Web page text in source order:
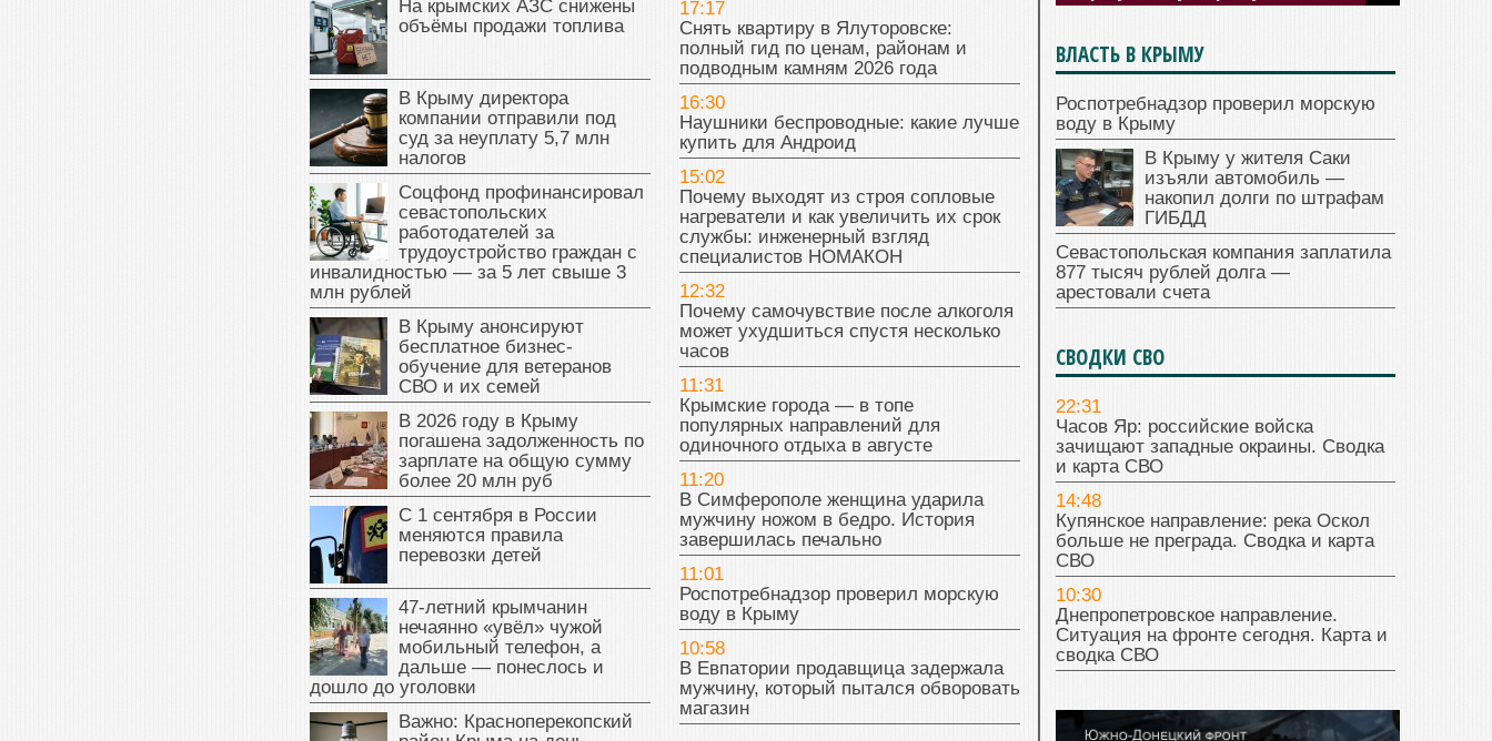
На крымских АЗС снижены
объёмы продажи топлива
В Крыму директора
компании отправили под
суд за неуплату 5,7 млн
налогов
Соцфонд профинансировал
севастопольских
работодателей за
трудоустройство граждан с
инвалидностью — за 5 лет свыше 3
млн рублей
В Крыму анонсируют
бесплатное бизнес-
обучение для ветеранов
СВО и их семей
В 2026 году в Крыму
погашена задолженность по
зарплате на общую сумму
более 20 млн руб
С 1 сентября в России
меняются правила
перевозки детей
47‑летний крымчанин
нечаянно «увёл» чужой
мобильный телефон, а
дальше — понеслось и
дошло до уголовки
Важно: Красноперекопский
17:17
Снять квартиру в Ялуторовске:
полный гид по ценам, районам и
подводным камням 2026 года
16:30
Наушники беспроводные: какие лучше
купить для Андроид
15:02
Почему выходят из строя сопловые
нагреватели и как увеличить их срок
службы: инженерный взгляд
специалистов НОМАКОН
12:32
Почему самочувствие после алкоголя
может ухудшиться спустя несколько
часов
11:31
Крымские города — в топе
популярных направлений для
одиночного отдыха в августе
11:20
В Симферополе женщина ударила
мужчину ножом в бедро. История
завершилась печально
11:01
Роспотребнадзор проверил морскую
воду в Крыму
10:58
В Евпатории продавщица задержала
мужчину, который пытался обворовать
магазин
ВЛАСТЬ В КРЫМУ
Роспотребнадзор проверил морскую
воду в Крыму
В Крыму у жителя Саки
изъяли автомобиль —
накопил долги по штрафам
ГИБДД
Севастопольская компания заплатила
877 тысяч рублей долга —
арестовали счета
СВОДКИ СВО
22:31
Часов Яр: российские войска
зачищают западные окраины. Сводка
и карта СВО
14:48
Купянское направление: река Оскол
больше не преграда. Сводка и карта
СВО
10:30
Днепропетровское направление.
Ситуация на фронте сегодня. Карта и
сводка СВО